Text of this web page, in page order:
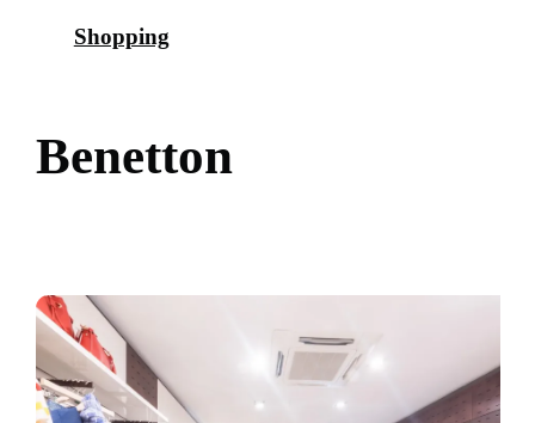
Shopping
Benetton